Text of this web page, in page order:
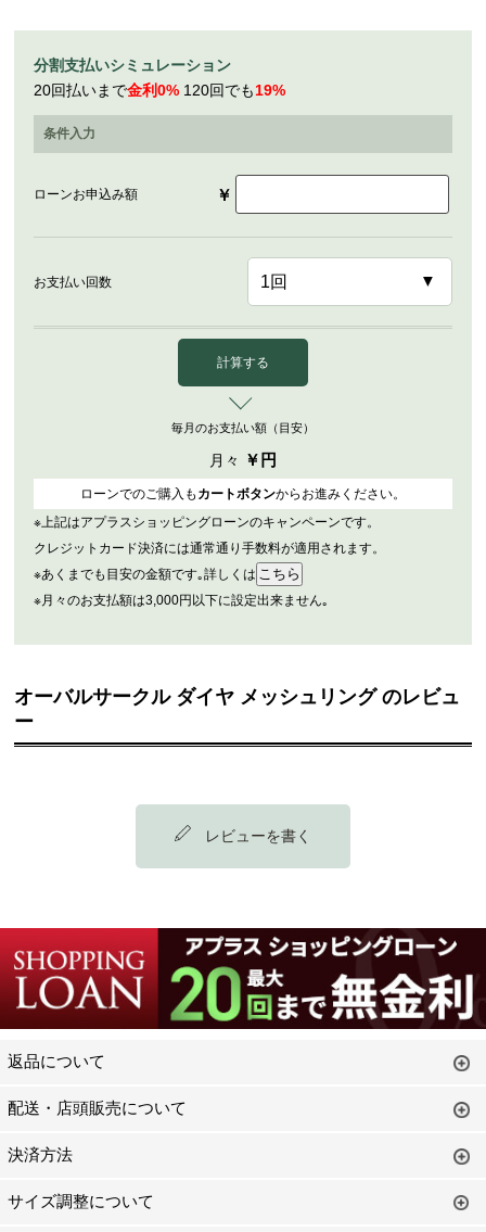
分割支払いシミュレーション
20回払いまで金利0% 120回でも19%
条件入力
ローンお申込み額 ￥
お支払い回数
計算する
毎月のお支払い額（目安）
月々 ￥ 円
ローンでのご購入も カートボタンからお進みください。
※上記はアプラスショッピングローンのキャンペーンです。
クレジットカード決済には通常通り手数料が適用されます。
※あくまでも目安の金額です｡詳しくは
※月々のお支払額は3,000円以下に設定出来ません｡
オーバルサークル ダイヤ メッシュリング のレビュ
ー
レビューを書く
返品について
配送・店頭販売について
決済方法
サイズ調整について